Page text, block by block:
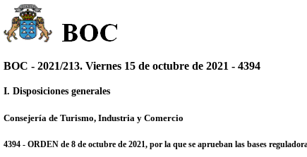
BOC - 2021/213. Viernes 15 de octubre de 2021 - 4394
I. Disposiciones generales
Consejería de Turismo, Industria y Comercio
4394 - ORDEN de 8 de octubre de 2021, por la que se aprueban las bases